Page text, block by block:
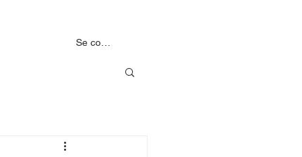
Se connecter